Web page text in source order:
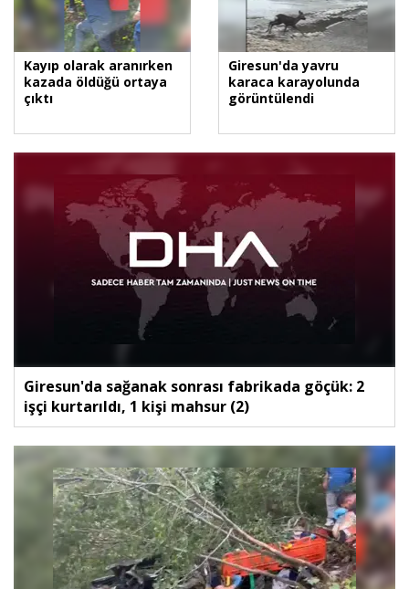
Kayıp olarak aranırken
kazada öldüğü ortaya
çıktı
Giresun'da yavru
karaca karayolunda
görüntülendi
Giresun'da sağanak sonrası fabrikada göçük: 2
işçi kurtarıldı, 1 kişi mahsur (2)